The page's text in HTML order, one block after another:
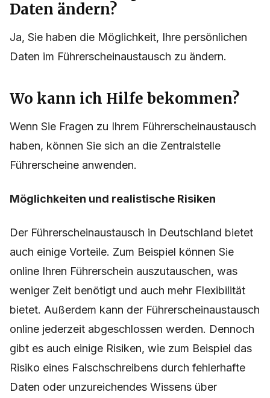
Daten ändern?
Ja, Sie haben die Möglichkeit, Ihre persönlichen
Daten im Führerscheinaustausch zu ändern.
Wo kann ich Hilfe bekommen?
Wenn Sie Fragen zu Ihrem Führerscheinaustausch
haben, können Sie sich an die Zentralstelle
Führerscheine anwenden.
Möglichkeiten und realistische Risiken
Der Führerscheinaustausch in Deutschland bietet
auch einige Vorteile. Zum Beispiel können Sie
online Ihren Führerschein auszutauschen, was
weniger Zeit benötigt und auch mehr Flexibilität
bietet. Außerdem kann der Führerscheinaustausch
online jederzeit abgeschlossen werden. Dennoch
gibt es auch einige Risiken, wie zum Beispiel das
Risiko eines Falschschreibens durch fehlerhafte
Daten oder unzureichendes Wissens über